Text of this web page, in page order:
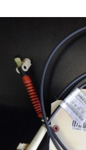
オプション品（17）
TPMS（4）
その他（9）
スモークテスター（
安定化電源ユニット
バッテリーテスター
古い車両用診断テス
ドイツ車（211）
イタリア/フランス車
イギリス車（23）
その他（8）
スウェーデン車（45
日本車（40）
ロシア（8）
コントロールユニ
イモビライザー
その他（6）